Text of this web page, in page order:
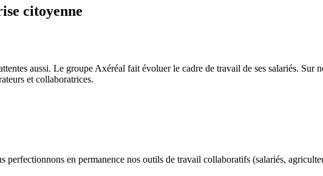
citoyenne
aussi. Le groupe Axéréal fait évoluer le cadre de travail de ses salariés.
et collaboratrices.
perfectionnons en permanence nos outils de travail collaboratifs (salariés,